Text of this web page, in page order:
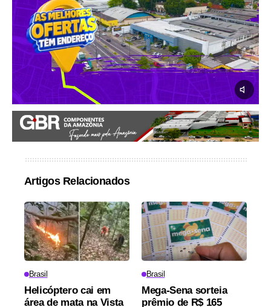
Artigos Relacionados
Brasil
Helicóptero cai em
área de mata na Vista
Brasil
Mega-Sena sorteia
prêmio de R$ 165